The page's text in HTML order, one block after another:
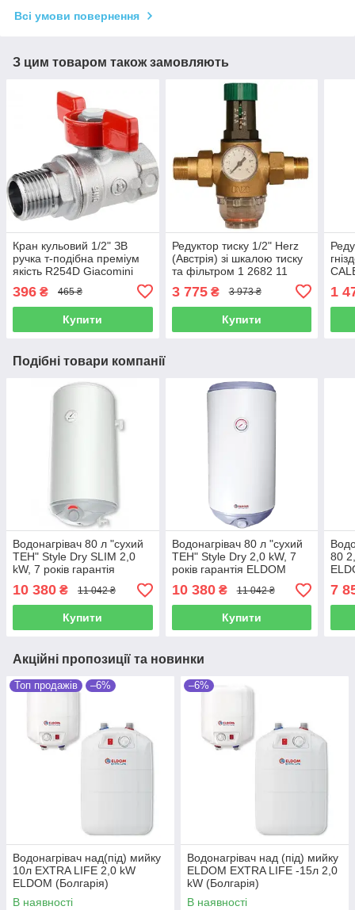
Всі умови повернення
З цим товаром також замовляють
Кран кульовий 1/2" ЗВ
ручка т-подібна преміум
якість R254D Giacomini
396 ₴ 465 ₴
Купити
Редуктор тиску 1/2" Herz
(Австрія) зі шкалою тиску
та фільтром 1 2682 11
3 775₴ 3 973 ₴
Купити
1
Подібні товари компанії
Водонагрівач 80 л "сухий
ТЕН" Style Dry SLIM 2,0
kW, 7 років гарантія
ELDOM (Болгарія)
10 380 ₴ 11 042 ₴
Купити
Водонагрівач 80 л "сухий
ТЕН" Style Dry 2,0 kW, 7
років гарантія ELDOM
(Болгарія)
10 380₴ 11 042 ₴
Купити
80
7
Акційні пропозиції та новинки
Топ продажів –6%
Водонагрівач над(під) мийку
10л EXTRA LIFE 2,0 kW
ELDOM (Болгарія)
В наявності
–6%
Водонагрівач над (під) мийку
ELDOM EXTRA LIFE -15л 2,0
kW (Болгарія)
В наявності